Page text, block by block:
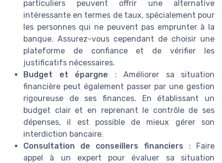
particuliers peuvent offrir une alternative
intéressante en termes de taux, spécialement pour
les personnes qui ne peuvent pas emprunter à la
banque. Assurez-vous cependant de choisir une
plateforme de confiance et de vérifier les
justificatifs nécessaires.
Budget et épargne : Améliorer sa situation
financière peut également passer par une gestion
rigoureuse de ses finances. En établissant un
budget clair et en reprenant le contrôle de ses
dépenses, il est possible de mieux gérer son
interdiction bancaire.
Consultation de conseillers financiers : Faire
appel à un expert pour évaluer sa situation